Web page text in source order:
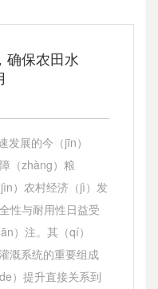
确保农田水
发展的今（jīn）
（zhàng）粮
）农村经济（jì）发
性与耐用性日益受
）注。其（qí）
溉系统的重要组成
）提升直接关系到